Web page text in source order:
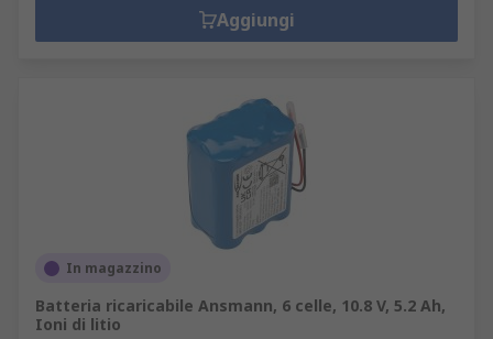
Aggiungi
In magazzino
Batteria ricaricabile Ansmann, 6 celle, 10.8 V, 5.2 Ah,
Ioni di litio